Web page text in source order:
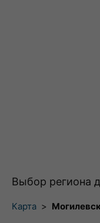
Выбор региона
Карта >